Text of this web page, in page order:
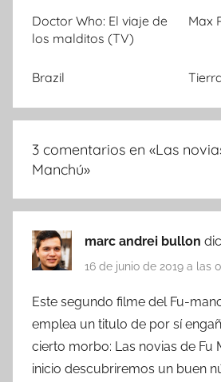
Doctor Who: El viaje de
los malditos (TV)
Max
Brazil
3 comentarios en «Las
Manchú»
marc andrei bullon
16 de junio de 2019 a las
Este segundo filme del Fu-
emplea un titulo de por sí
cierto morbo: Las novias de Fu
inicio descubriremos un buen